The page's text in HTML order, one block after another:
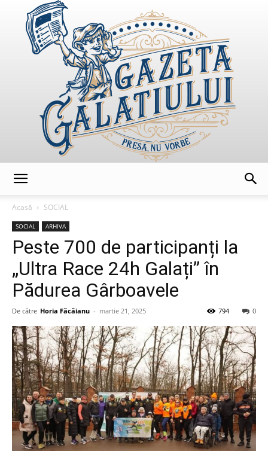
Acasă
SOCIAL
SOCIAL ARHIVA
Peste 700 de participanți la
„Ultra Race 24h Galați” în
Pădurea Gârboavele
De către Horia Făcăianu - martie 21, 2025 0
794